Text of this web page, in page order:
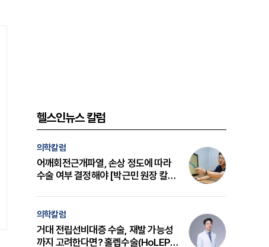
헬스인뉴스 칼럼
의학칼럼
어깨회전근개파열, 손상 정도에 따라
수술 여부 결정해야 [박근민 원장 칼
의학칼럼
거대 전립선비대증 수술, 재발 가능성
까지 고려한다면? 홀렙수술(HoLEP)